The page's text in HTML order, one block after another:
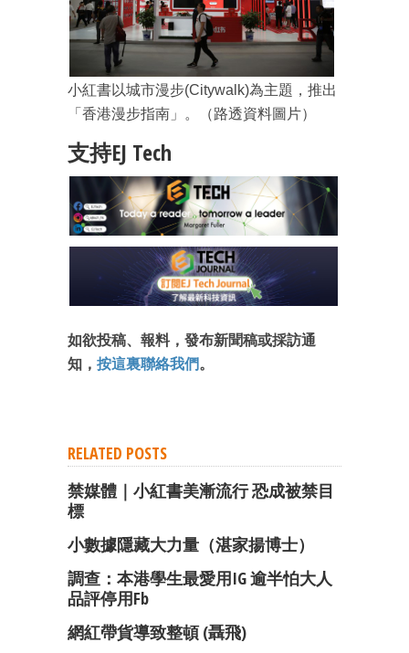
小紅書以城市漫步(Citywalk)為主題，推出
「香港漫步指南」。（路透資料圖片）
支持EJ Tech
如欲投稿、報料，發布新聞稿或採訪通
知， 按這裏聯絡我們。
RELATED POSTS
禁媒體｜小紅書美漸流行 恐成被禁目
標
小數據隱藏大力量（湛家揚博士）
調查：本港學生最愛用IG 逾半怕大人
品評停用fb
網紅帶貨導致整頓 (聶飛)
成為 EJ Tech 會員
最新資訊（附創業懶人包）
箱！